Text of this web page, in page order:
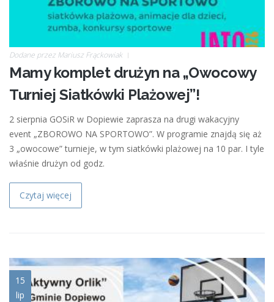
Dodane przez Mariusz Frąckowiak
Mamy komplet drużyn na „Owocowy
Turniej Siatkówki Plażowej”!
2 sierpnia GOSiR w Dopiewie zaprasza na drugi wakacyjny
event „ZBOROWO NA SPORTOWO”. W programie znajdą się aż
3 „owocowe” turnieje, w tym siatkówki plażowej na 10 par. I tyle
właśnie drużyn od godz.
Czytaj więcej
15
lip
kosz_ikonka.jpg